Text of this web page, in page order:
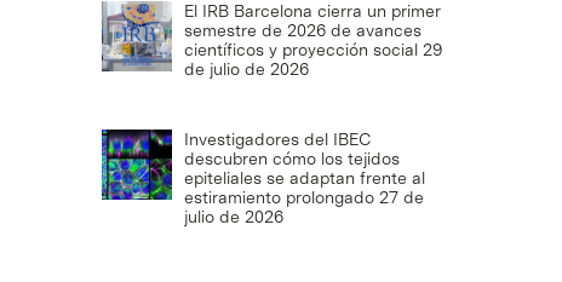
El IRB Barcelona cierra un primer
semestre de 2026 de avances
científicos y proyección social 29
de julio de 2026
Investigadores del IBEC
descubren cómo los tejidos
epiteliales se adaptan frente al
estiramiento prolongado 27 de
julio de 2026